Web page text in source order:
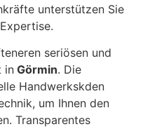
unterstützen Sie
seriösen und
inGörmin. Die
Handwerkskden
um Ihnen den
Transparentes